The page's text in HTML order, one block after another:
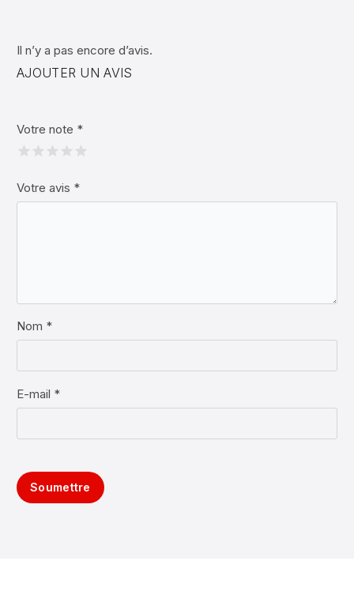
Il n’y a pas encore d’avis.
AJOUTER UN AVIS
Votre note *
Votre avis *
Nom *
E-mail *
Soumettre